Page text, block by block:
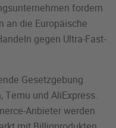
fordern
an die Europäische
gegen Ultra-Fast-
Gesetzgebung
und AliExpress.
Anbieter werden